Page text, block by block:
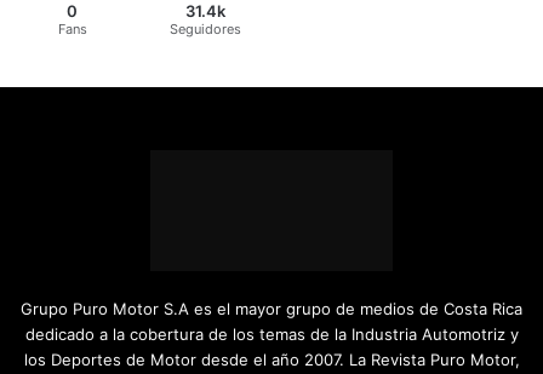
0
Fans
31.4k
Seguidores
Grupo Puro Motor S.A es el mayor grupo de medios de Costa Rica
dedicado a la cobertura de los temas de la Industria Automotriz y
los Deportes de Motor desde el año 2007. La Revista Puro Motor,